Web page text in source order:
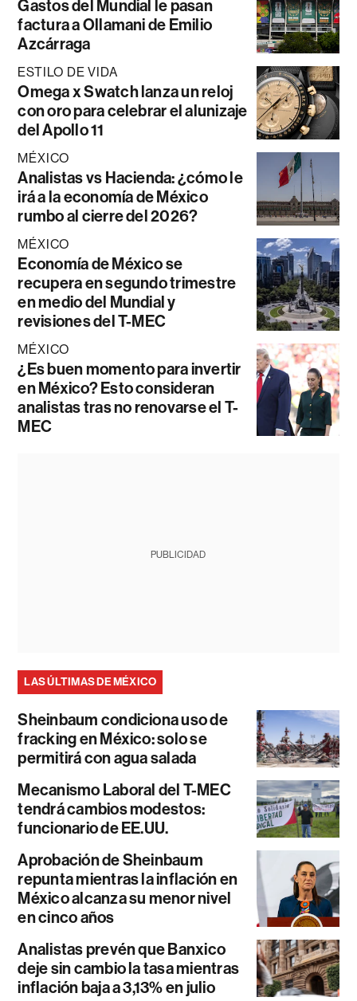
Gastos del Mundial le pasan
factura a Ollamani de Emilio
Azcárraga
ESTILO DE VIDA
Omega x Swatch lanza un reloj
con oro para celebrar el alunizaje
del Apollo 11
MÉXICO
Analistas vs Hacienda: ¿cómo le
irá a la economía de México
rumbo al cierre del 2026?
MÉXICO
Economía de México se
recupera en segundo trimestre
en medio del Mundial y
revisiones del T-MEC
MÉXICO
¿Es buen momento para invertir
en México? Esto consideran
analistas tras no renovarse el T-
MEC
PUBLICIDAD
LAS ÚLTIMAS DE MÉXICO
Sheinbaum condiciona uso de
fracking en México: solo se
permitirá con agua salada
Mecanismo Laboral del T-MEC
tendrá cambios modestos:
funcionario de EE.UU.
Aprobación de Sheinbaum
repunta mientras la inflación en
México alcanza su menor nivel
en cinco años
Analistas prevén que Banxico
deje sin cambio la tasa mientras
inflación baja a 3,13% en julio